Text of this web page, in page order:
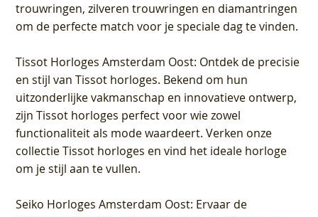
trouwringen, zilveren trouwringen en diamantringen
om de perfecte match voor je speciale dag te vinden.
Tissot Horloges Amsterdam Oost: Ontdek de precisie
en stijl van Tissot horloges. Bekend om hun
uitzonderlijke vakmanschap en innovatieve ontwerp,
zijn Tissot horloges perfect voor wie zowel
functionaliteit als mode waardeert. Verken onze
collectie Tissot horloges en vind het ideale horloge
om je stijl aan te vullen.
Seiko Horloges Amsterdam Oost: Ervaar de